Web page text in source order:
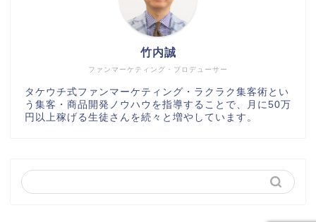
ファンマーケティング・プロデューサー
竹内誠
タケウチ式ファンマーケティング・ラクラク集客術とい
う集客・商品開発ノウハウを指導することで、月に50万
円以上稼げる生徒さんを続々と増やしています。